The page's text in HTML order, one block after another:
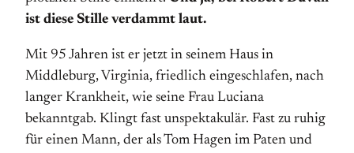
ist diese Stille verdammt laut.
Mit 95 Jahren ist er jetzt in seinem Haus in
Middleburg, Virginia, friedlich eingeschlafen, nach
langer Krankheit, wie seine Frau Luciana
bekanntgab. Klingt fast unspektakulär. Fast zu ruhig
für einen Mann, der als Tom Hagen im Paten und